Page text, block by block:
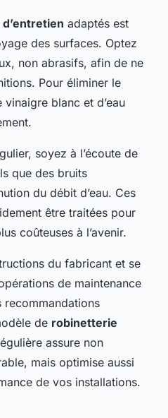
adaptés est
des surfaces. Optez
non abrasifs, afin de ne
Pour éliminer le
blanc et d’eau
soyez à l’écoute de
que des bruits
du débit d’eau. Ces
être traitées pour
coûteuses à l’avenir.
du fabricant et se
de maintenance
recommandations
de robinetterie
assure non
mais optimise aussi
de vos installations.